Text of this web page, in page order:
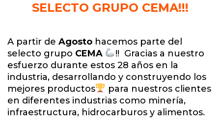
SELECTO GRUPO CEMA!!!
A partir de Agosto hacemos parte del
selecto grupo CEMA
!! Gracias a nuestro
esfuerzo durante estos 28 años en la
industria, desarrollando y construyendo los
mejores productos
para nuestros clientes
en diferentes industrias como minería,
infraestructura, hidrocarburos y alimentos.